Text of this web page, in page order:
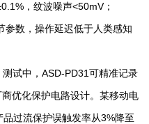
，纹波噪声<50mV；
参数，操作延迟低于人类感知
试中，ASD-PD31可精准记录
优化保护电路设计。某移动电
过流保护误触发率从3%降至